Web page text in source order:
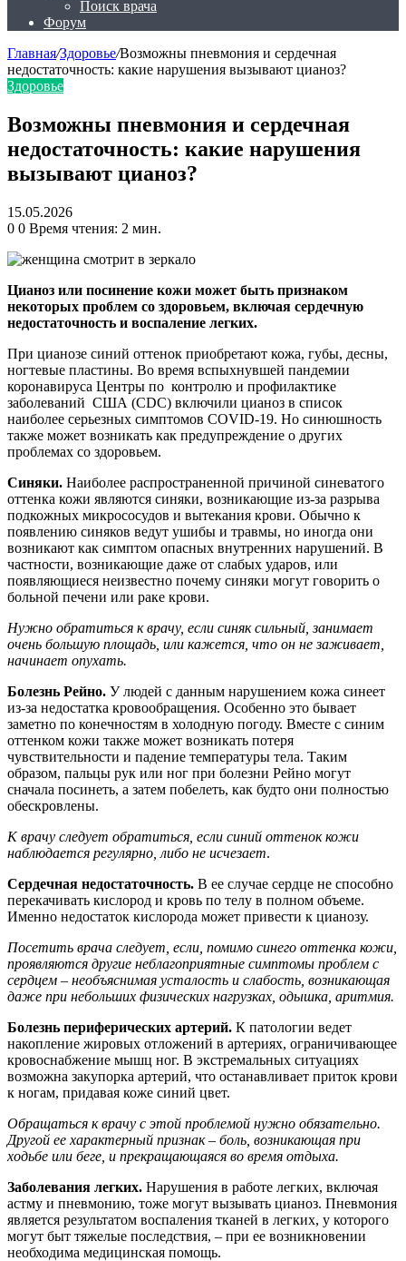
Поиск врача
Форум
Главная/Здоровье/Возможны пневмония и сердечная
недостаточность: какие нарушения вызывают цианоз?
Здоровье
Возможны пневмония и сердечная
недостаточность: какие нарушения
вызывают цианоз?
15.05.2026
0 0 Время чтения: 2 мин.
Цианоз или посинение кожи может быть признаком
некоторых проблем со здоровьем, включая сердечную
недостаточность и воспаление легких.
При цианозе синий оттенок приобретают кожа, губы, десны,
ногтевые пластины. Во время вспыхнувшей пандемии
коронавируса Центры по контролю и профилактике
заболеваний США (CDC) включили цианоз в список
наиболее серьезных симптомов COVID-19. Но синюшность
также может возникать как предупреждение о других
проблемах со здоровьем.
Синяки. Наиболее распространенной причиной синеватого
оттенка кожи являются синяки, возникающие из-за разрыва
подкожных микрососудов и вытекания крови. Обычно к
появлению синяков ведут ушибы и травмы, но иногда они
возникают как симптом опасных внутренних нарушений. В
частности, возникающие даже от слабых ударов, или
появляющиеся неизвестно почему синяки могут говорить о
больной печени или раке крови.
Нужно обратиться к врачу, если синяк сильный, занимает
очень большую площадь, или кажется, что он не заживает,
начинает опухать.
Болезнь Рейно. У людей с данным нарушением кожа синеет
из-за недостатка кровообращения. Особенно это бывает
заметно по конечностям в холодную погоду. Вместе с синим
оттенком кожи также может возникать потеря
чувствительности и падение температуры тела. Таким
образом, пальцы рук или ног при болезни Рейно могут
сначала посинеть, а затем побелеть, как будто они полностью
обескровлены.
К врачу следует обратиться, если синий оттенок кожи
наблюдается регулярно, либо не исчезает.
Сердечная недостаточность. В ее случае сердце не способно
перекачивать кислород и кровь по телу в полном объеме.
Именно недостаток кислорода может привести к цианозу.
Посетить врача следует, если, помимо синего оттенка кожи,
проявляются другие неблагоприятные симптомы проблем с
сердцем – необъяснимая усталость и слабость, возникающая
даже при небольших физических нагрузках, одышка, аритмия.
Болезнь периферических артерий. К патологии ведет
накопление жировых отложений в артериях, ограничивающее
кровоснабжение мышц ног. В экстремальных ситуациях
возможна закупорка артерий, что останавливает приток крови
к ногам, придавая коже синий цвет.
Обращаться к врачу с этой проблемой нужно обязательно.
Другой ее характерный признак – боль, возникающая при
ходьбе или беге, и прекращающаяся во время отдыха.
Заболевания легких. Нарушения в работе легких, включая
астму и пневмонию, тоже могут вызывать цианоз. Пневмония
является результатом воспаления тканей в легких, у которого
могут быт тяжелые последствия, – при ее возникновении
необходима медицинская помощь.